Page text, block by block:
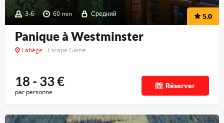
3-6 60 min Средний 5.0
Panique à Westminster
Labège Escape Game
18 - 33€
par personne
Réserver